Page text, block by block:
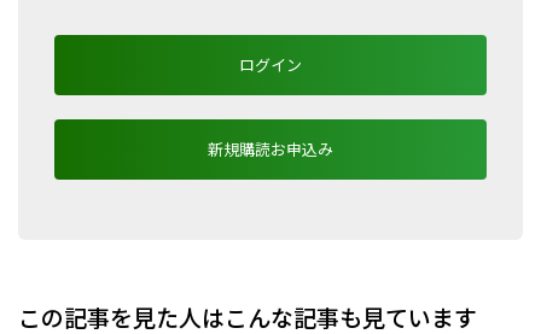
ログイン
新規購読お申込み
この記事を見た人はこんな記事も見ています